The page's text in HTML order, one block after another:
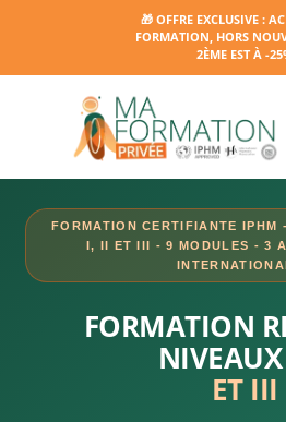
🎁 OFFRE EXCLUSIVE :
FORMATION, HORS
2ÈME EST À -
FORMATION CERTIFIANTE IPHM
I, II ET III - 9 MODULES - 3
FORMATION
ET III